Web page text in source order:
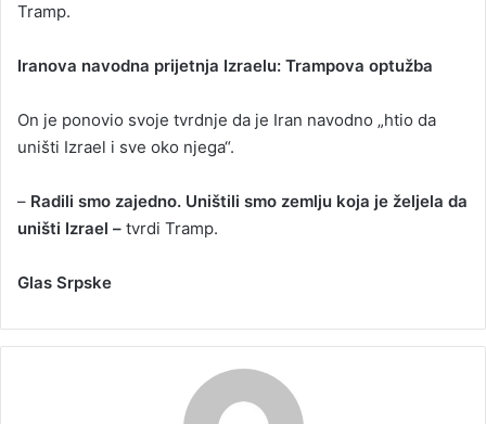
Tramp.
Iranova navodna prijetnja Izraelu: Trampova optužba
On je ponovio svoje tvrdnje da je Iran navodno „htio da
uništi Izrael i sve oko njega“.
– Radili smo zajedno. Uništili smo zemlju koja je željela da
uništi Izrael – tvrdi Tramp.
Glas Srpske